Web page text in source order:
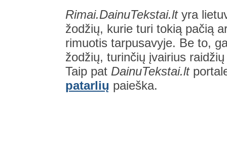
Rimai.DainuTekstai.ltyra
žodžių, kurie turi tokią pačią
rimuotis tarpusavyje. Be to,
žodžių, turinčių įvairius
Taip pat DainuTekstai.lt
patarlių paieška.